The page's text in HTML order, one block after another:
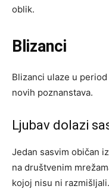
oblik.
Blizanci
Blizanci ulaze u
novih poznanstava.
Ljubav dolazi
Jedan sasvim običan
na društvenim
kojoj nisu ni razmišljali.